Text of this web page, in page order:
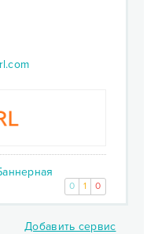
0 1 0
Добавить сервис